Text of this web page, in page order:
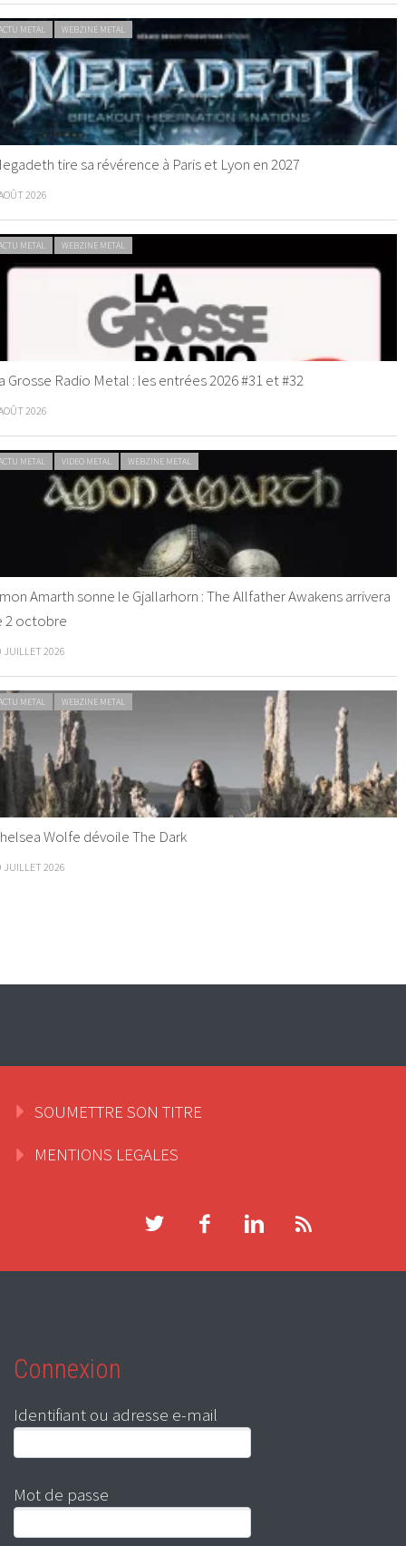
METAL WEBZINE METAL
tire sa révérence à Paris et Lyon en 2027
2026
METAL WEBZINE METAL
Grosse Radio Metal : les entrées 2026 #31 et #32
2026
METAL VIDEO METAL WEBZINE METAL
Amarth sonne le Gjallarhorn : The Allfather Awakens arrivera
2 octobre
JUILLET 2026
METAL WEBZINE METAL
Wolfe dévoile The Dark
JUILLET 2026
SOUMETTRE SON TITRE
MENTIONS LEGALES
Connexion
Identifiant ou adresse e-mail
Mot de passe